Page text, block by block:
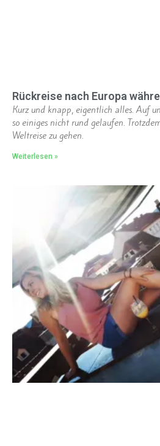
Rückreise nach Europa
Kurz und knapp, eigentlich alles. Auf
so einiges nicht rund gelaufen.
Weltreise zu gehen.
Weiterlesen »